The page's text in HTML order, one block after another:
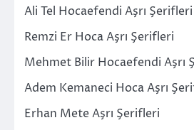
Ali Tel Hocaefendi Aşrı Şerifleri
Remzi Er Hoca Aşrı Şerifleri
Mehmet Bilir Hocaefendi Aşrı
Adem Kemaneci Hoca Aşrı
Erhan Mete Aşrı Şerifleri